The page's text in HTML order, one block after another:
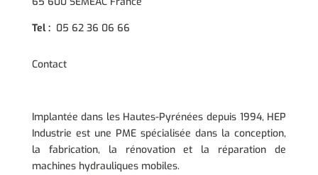
Tel : 05 62 36 06 66
Contact
Implantée dans les Hautes-Pyrénées depuis 1994, HEP
Industrie est une PME spécialisée dans la conception,
la fabrication, la rénovation et la réparation de
machines hydrauliques mobiles.